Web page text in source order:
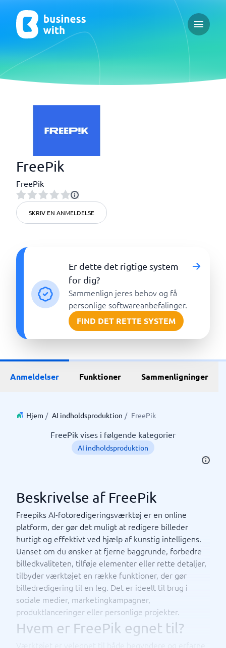
Open
FreePik
FreePik
SKRIV EN ANMELDELSE
Er dette det rigtige system
for dig?
Sammenlign jeres behov og få
personlige softwareanbefalinger.
FIND DET RETTE SYSTEM
Anmeldelser Funktioner Sammenligninger
Hjem / AI indholdsproduktion / FreePik
FreePik vises i følgende kategorier
AI indholdsproduktion
Beskrivelse af FreePik
Freepiks AI-fotoredigeringsværktøj er en online
platform, der gør det muligt at redigere billeder
hurtigt og effektivt ved hjælp af kunstig intelligens.
Uanset om du ønsker at fjerne baggrunde, forbedre
billedkvaliteten, tilføje elementer eller rette detaljer,
tilbyder værktøjet en række funktioner, der gør
billedredigering til en leg. Det er ideelt til brug i
sociale medier, marketingkampagner,
produktlanceringer eller personlige projekter.
Hvem er FreePik egnet til?